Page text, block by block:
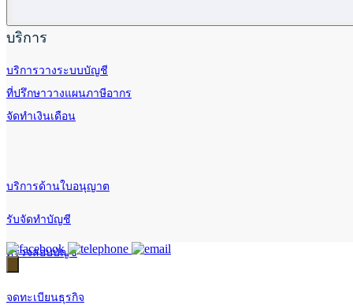
บริการ
บริการวางระบบบัญชี
ที่ปรึกษาวางแผนภาษีอากร
จัดทำเงินเดือน
บริการด้านใบอนุญาต
รับจัดทำบัญชี
ตรวจสอบบัญชี
จดทะเบียนธุรกิจ